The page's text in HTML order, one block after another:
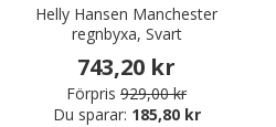
Helly Hansen Manchester
regnbyxa, Svart
743,20 kr
Förpris 929,00 kr
Du sparar: 185,80 kr